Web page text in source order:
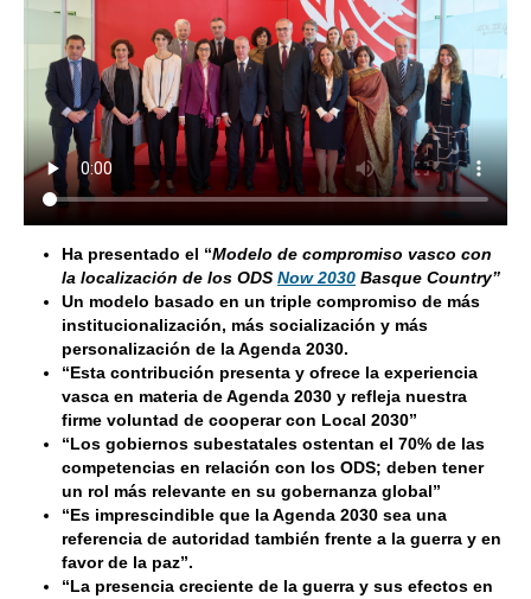
Ha presentado el “Modelo de compromiso vasco con
la localización de los ODS Now 2030 Basque Country”
Un modelo basado en un triple compromiso de más
institucionalización, más socialización y más
personalización de la Agenda 2030.
“Esta contribución presenta y ofrece la experiencia
vasca en materia de Agenda 2030 y refleja nuestra
firme voluntad de cooperar con Local 2030”
“Los gobiernos subestatales ostentan el 70% de las
competencias en relación con los ODS; deben tener
un rol más relevante en su gobernanza global”
“Es imprescindible que la Agenda 2030 sea una
referencia de autoridad también frente a la guerra y en
favor de la paz”.
“La presencia creciente de la guerra y sus efectos en